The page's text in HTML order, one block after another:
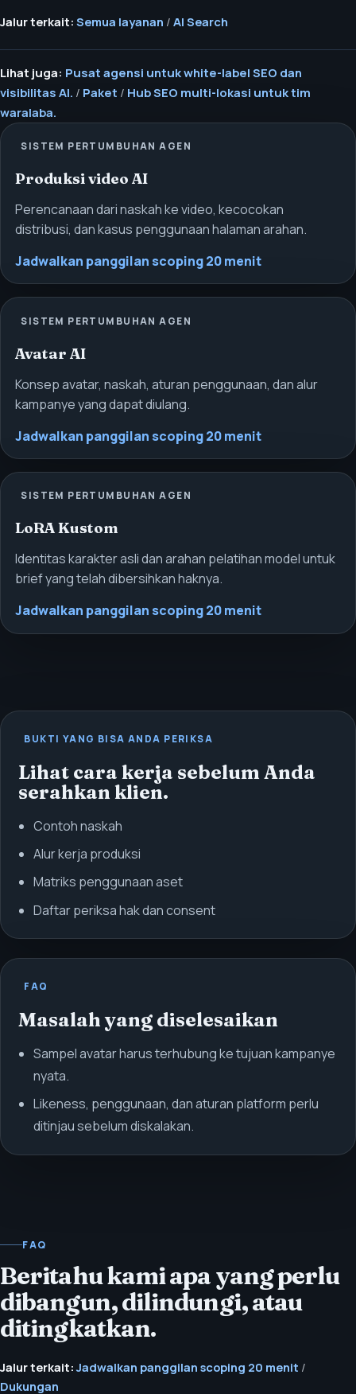
Jalur terkait: Semua layanan / AI Search
Lihat juga: Pusat agensi untuk white-label SEO dan
visibilitas AI. / Paket / Hub SEO multi-lokasi untuk tim
waralaba.
SISTEM PERTUMBUHAN AGEN
Produksi video AI
Perencanaan dari naskah ke video, kecocokan
distribusi, dan kasus penggunaan halaman arahan.
Jadwalkan panggilan scoping 20 menit
SISTEM PERTUMBUHAN AGEN
Avatar AI
Konsep avatar, naskah, aturan penggunaan, dan alur
kampanye yang dapat diulang.
Jadwalkan panggilan scoping 20 menit
SISTEM PERTUMBUHAN AGEN
LoRA Kustom
Identitas karakter asli dan arahan pelatihan model untuk
brief yang telah dibersihkan haknya.
Jadwalkan panggilan scoping 20 menit
BUKTI YANG BISA ANDA PERIKSA
Lihat cara kerja sebelum Anda
serahkan klien.
Contoh naskah
Alur kerja produksi
Matriks penggunaan aset
Daftar periksa hak dan consent
FAQ
Masalah yang diselesaikan
Sampel avatar harus terhubung ke tujuan kampanye
nyata.
Likeness, penggunaan, dan aturan platform perlu
ditinjau sebelum diskalakan.
FAQ
Beritahu kami apa yang perlu
dibangun, dilindungi, atau
ditingkatkan.
Jalur terkait: Jadwalkan panggilan scoping 20 menit /
Dukungan